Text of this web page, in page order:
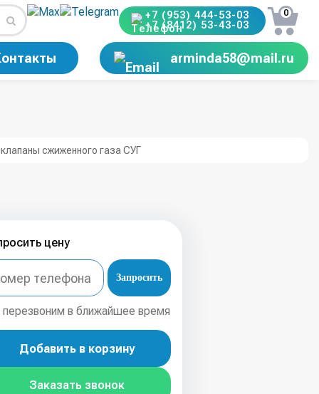
+7 (953) 444-53-03
+7 (8412) 53-43-03
0
arminda58@mail.ru
сжиженного газа СУГ
цену
Запросить
в ближайшее время
Добавить в корзину
Заказать звонок